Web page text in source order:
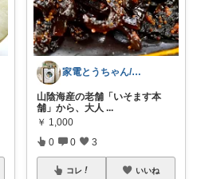
家電とうちゃん/2児のパパ✨️購入感謝！
​山陰海産の老舗「いそます本
舗」から、大人 ...
￥ 1,000
0 0 3
コレ いいね